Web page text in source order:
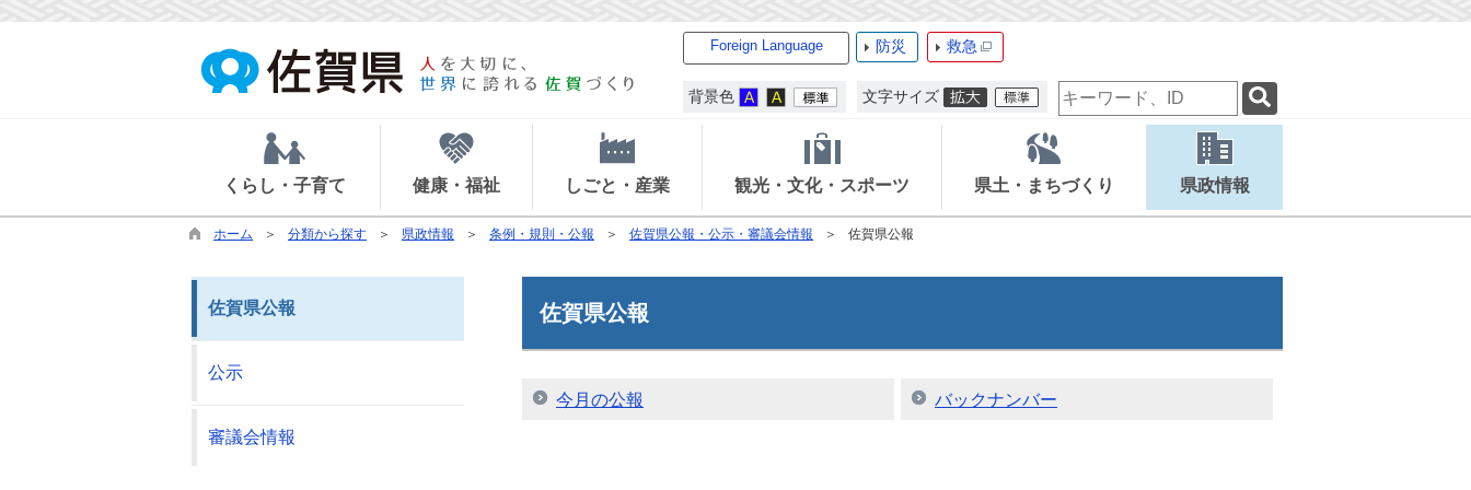
Foreign Language 防災 救急
背景色 文字サイズ
検
索
ー
ー
ド
くらし・子育て 健康・福祉 しごと・産業 観光・文化・スポーツ 県土・まちづくり 県政情報
ホーム 分類から探す 県政情報 条例・規則・公報 佐賀県公報・公示・審議会情報 佐賀県公報
佐賀県公報
今月の公報 バックナンバー
佐賀県公報
公示
審議会情報